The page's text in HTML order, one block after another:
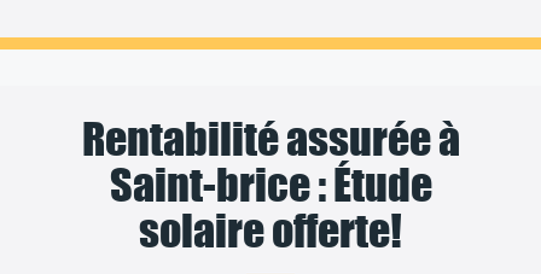
Rentabilité assurée à
Saint-brice : Étude
solaire offerte!